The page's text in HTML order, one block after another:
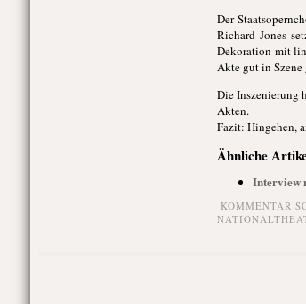
Der
Richard Jones
Dekoration mit
Akte gut in
Die Inszenierung
Akten.
Fazit: Hingehen,
Ähnliche
Interview
KOMMENTAR